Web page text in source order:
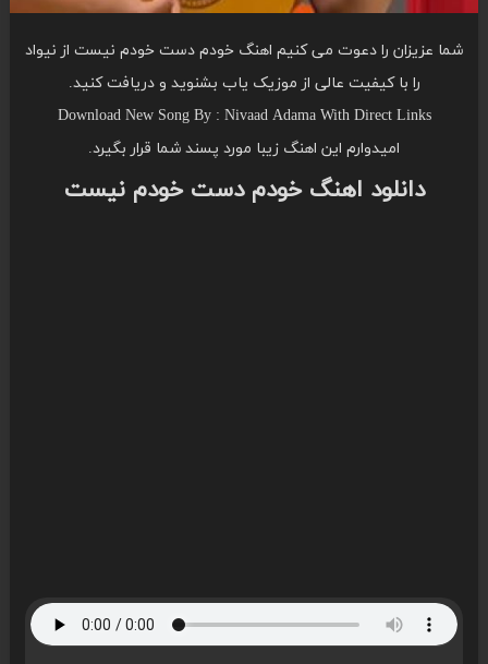
شما عزیزان را دعوت می کنیم اهنگ خودم دست خودم نیست از نیواد
را با کیفیت عالی از موزیک یاب بشنوید و دریافت کنید.
Download New Song By : Nivaad Adama With Direct Links
امیدوارم این اهنگ زیبا مورد پسند شما قرار بگیرد.
دانلود اهنگ خودم دست خودم نیست